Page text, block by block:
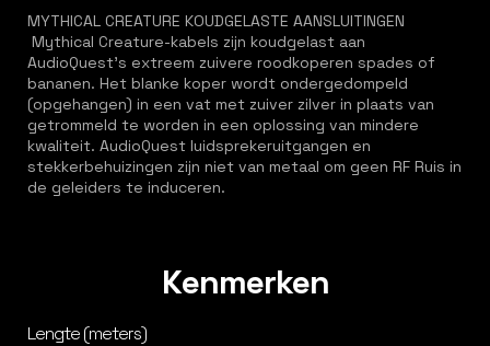
MYTHICAL CREATURE KOUDGELASTE AANSLUITINGEN
Mythical Creature-kabels zijn koudgelast aan
AudioQuest's extreem zuivere roodkoperen spades of
bananen. Het blanke koper wordt ondergedompeld
(opgehangen) in een vat met zuiver zilver in plaats van
getrommeld te worden in een oplossing van mindere
kwaliteit. AudioQuest luidsprekeruitgangen en
stekkerbehuizingen zijn niet van metaal om geen RF Ruis in
de geleiders te induceren.
Kenmerken
Lengte (meters)